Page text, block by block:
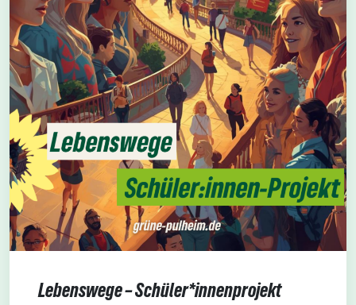
Lebenswege – Schüler*innenprojekt